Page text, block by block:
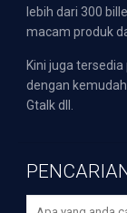
lebih dari 300
macam produk
Kini juga
dengan
Gtalk dll.